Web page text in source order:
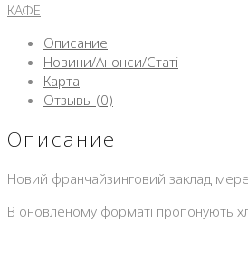
КАФЕ
Описание
Новини/Анонси/Статі
Карта
Отзывы (0)
Описание
Новий франчайзинговий заклад
В оновленому форматі пропонують